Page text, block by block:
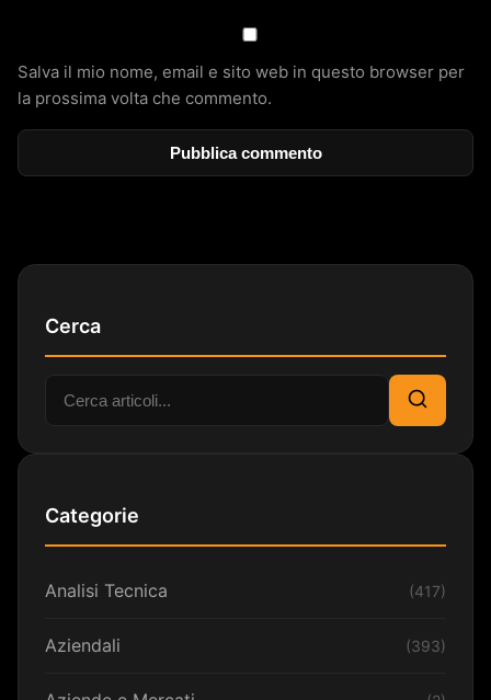
Salva il mio nome, email e sito web in questo browser per
la prossima volta che commento.
Cerca
Cerca:
Cerca
Categorie
Analisi Tecnica (417)
Aziendali (393)